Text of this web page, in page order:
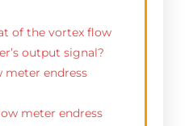
of the vortex flow
output signal?
meter endress
meter endress